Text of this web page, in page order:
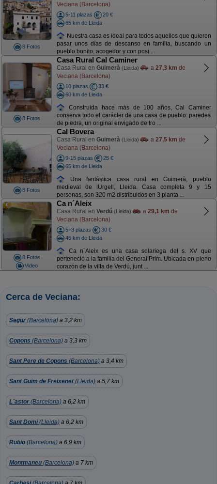
8 Fotos
Veciana (Barcelona)
5-11 plazas
20 €
65 km de Lleida
Nuestra casa es ideal para todos aquellos que quieren
pasar unos días de descanso en familia, buscando un
pueblo bonito, acogedor y con posi ...
8 Fotos
Casa Rural Cal Caminer
Casa Rural en Guimerà (Lleida) a 27,3 km de
Veciana (Barcelona)
10 plazas
33 €
60 km de Lleida
Construida hace más de 100 años, Cal Caminer
conserva todo el carácter de una casa de pueblo: paredes
de piedra, un original envigado de tro ...
8 Fotos
Cal Bovera
Casa Rural en Guimerà (Lleida) a 27,5 km de
Veciana (Barcelona)
9-15 plazas
25 €
65 km de Lleida
Una fantástica casa rural en Guimerà, pueblo
medieval de lUrgell, Lleida. Casa completa 9 y 15
personas, son 320 m2 distribuidos en 3 planta ...
8 Fotos
Video
Ca n´Aleix
Casa Rural en Verdú (Lleida) a 29,1 km de
Veciana (Barcelona)
5+3 plazas
30 €
45 km de Lleida
Ca n´Aleix es una casa solariega del s. XV que
perteneció a la familia del General Prim. Ubicada en pleno
corazón de la villa de Verdú, junt ...
Cerca de Veciana:
Segur (Barcelona) a 3,2 km
Copons (Barcelona) a 3,3 km
Sant Pere de Copons (Barcelona) a 3,4 km
Sant Guim de Freixenet(Lleida) a 5,7 km
L´astor (Barcelona) a 6,2 km
Sant Domi(Lleida) a 6,2 km
Rubio (Barcelona) a 6,9 km
Montmaneu (Barcelona) a 7 km